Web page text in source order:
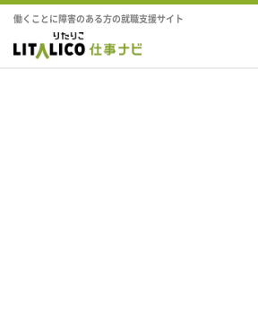
働くことに障害のある方の就職支援サイト